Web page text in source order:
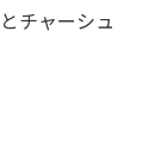
チャーシュ